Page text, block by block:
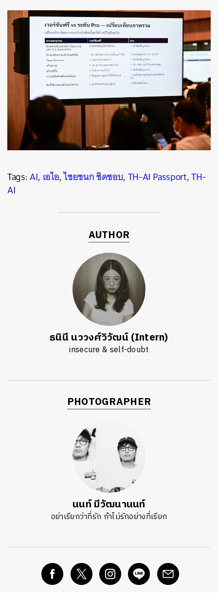
Tags:AI, เอไอ,ไชยชนก ชิดชอบ,TH-AI Passport,TH-
AI
AUTHOR
ธนินี นววงศ์วิวัฒน์ (Intern)
insecure & self-doubt
PHOTOGRAPHER
นนท์ มีวัฒนานนท์
อย่าเรียกว่าที่รัก ถ้าไม่รักอย่างที่เรียก